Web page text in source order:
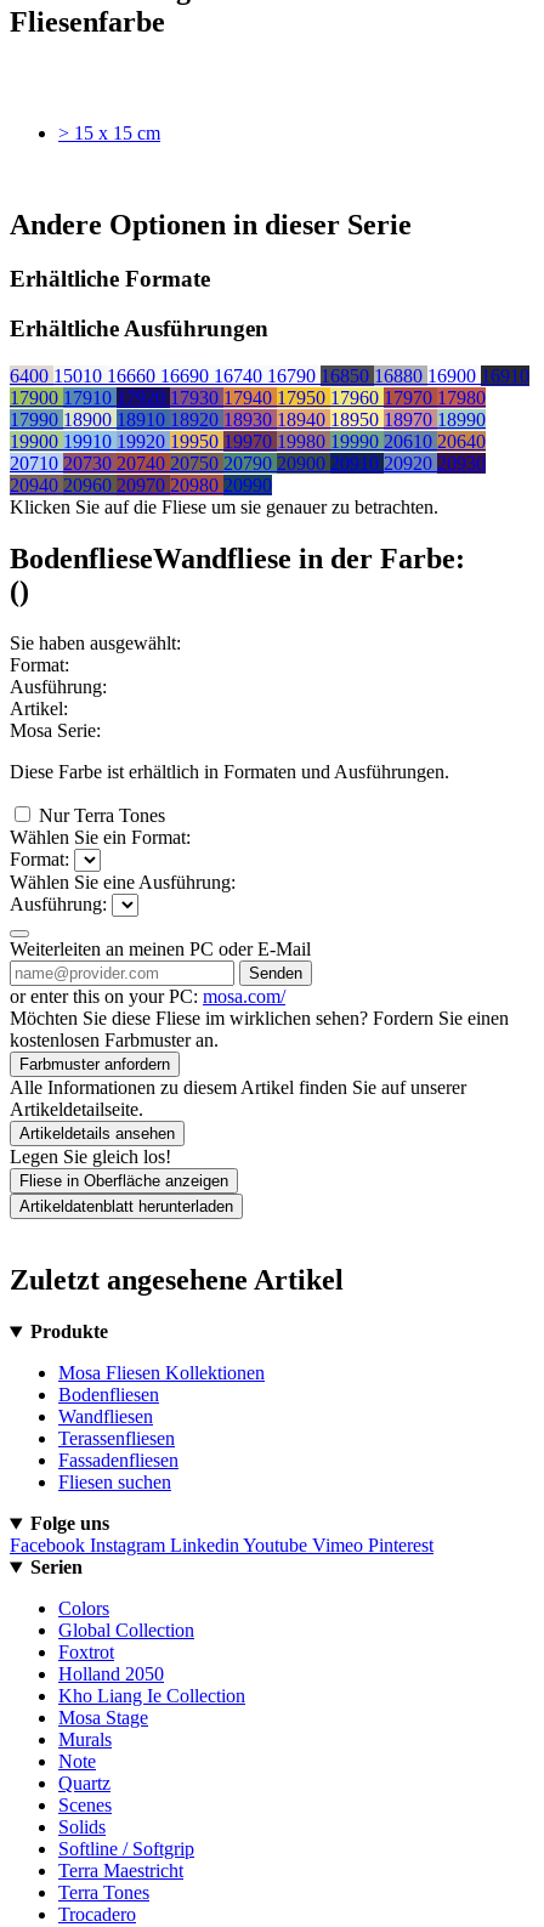
Fliesenfarbe
> 15 x 15 cm
Andere Optionen in dieser Serie
Erhältliche Formate
Erhältliche Ausführungen
6400 15010 16660 16690 16740 16790 16850 16880 16900 16910
17900 17910 17920 17930 17940 17950 17960 17970 17980
17990 18900 18910 18920 18930 18940 18950 18970 18990
19900 19910 19920 19950 19970 19980 19990 20610 20640
20710 20730 20740 20750 20790 20900 20910 20920 20930
20940 20960 20970 20980 20990
Klicken Sie auf die Fliese um sie genauer zu betrachten.
BodenflieseWandfliese in der Farbe:
()
Sie haben ausgewählt:
Format:
Ausführung:
Artikel:
Mosa Serie:
Diese Farbe ist erhältlich in Formaten und Ausführungen.
Nur Terra Tones
Wählen Sie ein Format:
Format:
Wählen Sie eine Ausführung:
Ausführung:
Weiterleiten an meinen PC oder E-Mail
Senden
or enter this on your PC: mosa.com/
Möchten Sie diese Fliese im wirklichen sehen? Fordern Sie einen
kostenlosen Farbmuster an.
Farbmuster anfordern
Alle Informationen zu diesem Artikel finden Sie auf unserer
Artikeldetailseite.
Artikeldetails ansehen
Legen Sie gleich los!
Fliese in Oberfläche anzeigen
Artikeldatenblatt herunterladen
Zuletzt angesehene Artikel
Produkte
Mosa Fliesen Kollektionen
Bodenfliesen
Wandfliesen
Terassenfliesen
Fassadenfliesen
Fliesen suchen
Folge uns
Facebook Instagram Linkedin Youtube Vimeo Pinterest
Serien
Colors
Global Collection
Foxtrot
Holland 2050
Kho Liang Ie Collection
Mosa Stage
Murals
Note
Quartz
Scenes
Solids
Softline / Softgrip
Terra Maestricht
Terra Tones
Trocadero